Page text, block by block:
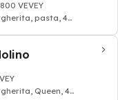
VEVEY
pasta, 4
Queen, 4